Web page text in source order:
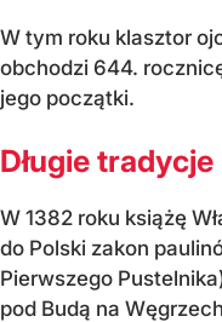
W tym roku klasztor
obchodzi 644.
jego początki.
Długie tradycje
W 1382 roku książę
do Polski zakon
Pierwszego
pod Budą na